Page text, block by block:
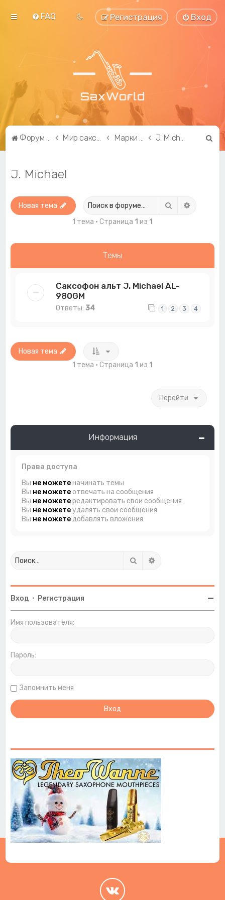
FAQ Вход
Регистрация
Форум саксофонистов SaxWorld.org Мир саксофона Марки саксофонов J. Michael
J. Michael
Новая тема Поиск
1 тема • Страница 1 из 1
Темы
Саксофон альт J. Michael AL-
980GM
Ответы:34 1 2 3 4
Новая тема
1 тема • Страница 1 из 1
Перейти
Информация
Права доступа
Вы не можетеначинать темы
Вы не можетеотвечать на сообщения
Вы не можетередактировать свои сообщения
Вы не можетеудалять свои сообщения
Вы не можетедобавлять вложения
Поиск
Вход • Регистрация
Имя пользователя:
Пароль:
Запомнить меня